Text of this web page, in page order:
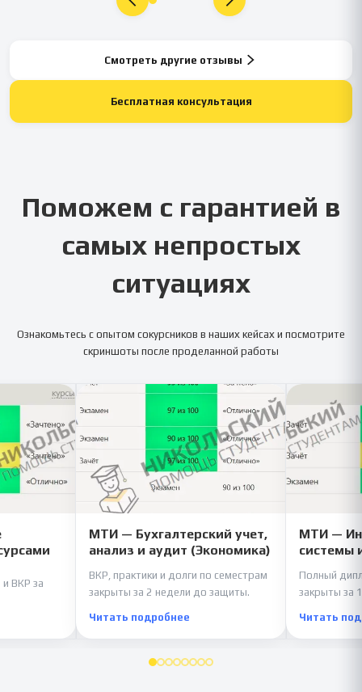
Смотреть другие отзывы
Бесплатная консультация
Поможем с гарантией в
самых непростых
ситуациях
Ознакомьтесь с опытом сокурсников в наших кейсах и посмотрите
скриншоты после проделанной работы
и ВКР за
МТИ — Бухгалтерский учет,
анализ и аудит (Экономика)
ВКР, практики и долги по семестрам
закрыты за 2 недели до защиты.
Читать подробнее
МТИ —
системы
Полный
закрыты за
Читать